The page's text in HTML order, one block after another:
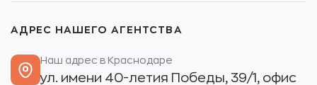
АДРЕС НАШЕГО АГЕНТСТВА
Наш адрес в Краснодаре
ул. имени 40-летия Победы, 39/1, офис